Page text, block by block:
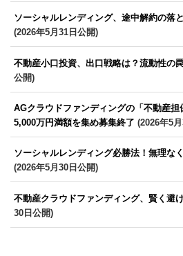
ソーシャルレンディング、途中解約の落
(2026年5月31日公開)
不動産小口投資、出口戦略は？流動性の
公開)
AGクラウドファンディングの「不動産担
5,000万円満額を集め募集終了 (2026年5
ソーシャルレンディング必勝法！無理な
(2026年5月30日公開)
不動産クラウドファンディング、賢く避
30日公開)